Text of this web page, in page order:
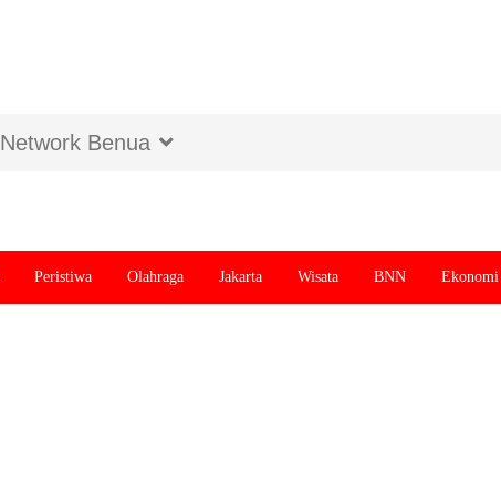
Network Benua
Peristiwa Olahraga Jakarta Wisata BNN Ekonomi